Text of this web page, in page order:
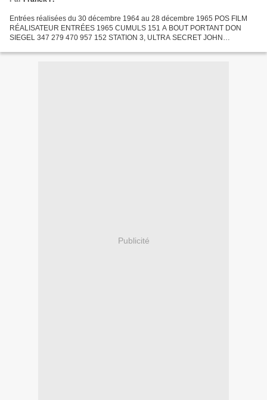
Entrées réalisées du 30 décembre 1964 au 28 décembre 1965 POS FILM
RÉALISATEUR ENTRÉES 1965 CUMULS 151 A BOUT PORTANT DON
SIEGEL 347 279 470 957 152 STATION 3, ULTRA SECRET JOHN
AMO 345 332...
Publicité